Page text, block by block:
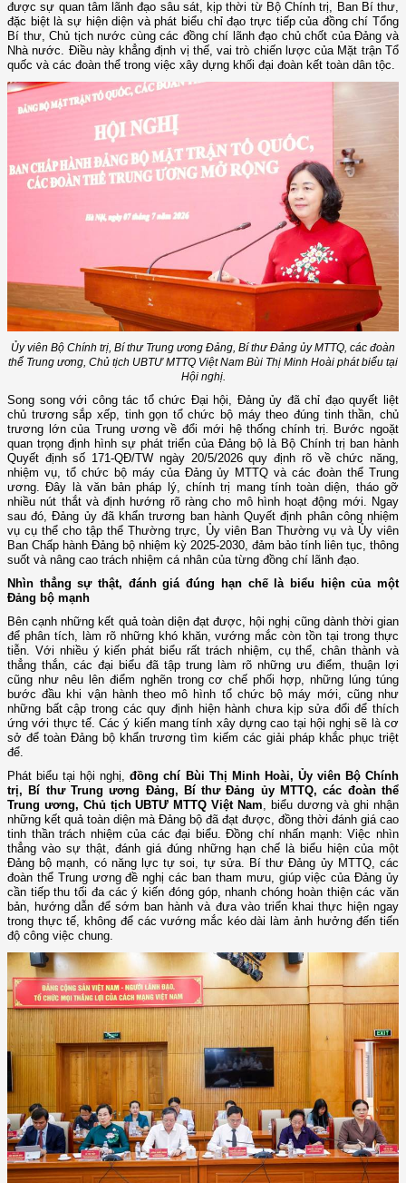
được sự quan tâm lãnh đạo sâu sát, kịp thời từ Bộ Chính trị, Ban Bí thư,
đặc biệt là sự hiện diện và phát biểu chỉ đạo trực tiếp của đồng chí Tổng
Bí thư, Chủ tịch nước cùng các đồng chí lãnh đạo chủ chốt của Đảng và
Nhà nước. Điều này khẳng định vị thế, vai trò chiến lược của Mặt trận Tổ
quốc và các đoàn thể trong việc xây dựng khối đại đoàn kết toàn dân tộc.
Ủy viên Bộ Chính trị, Bí thư Trung ương Đảng, Bí thư Đảng ủy MTTQ, các đoàn
thể Trung ương, Chủ tịch UBTƯ MTTQ Việt Nam Bùi Thị Minh Hoài phát biểu tại
Hội nghị.
Song song với công tác tổ chức Đại hội, Đảng ủy đã chỉ đạo quyết liệt
chủ trương sắp xếp, tinh gọn tổ chức bộ máy theo đúng tinh thần, chủ
trương lớn của Trung ương về đổi mới hệ thống chính trị. Bước ngoặt
quan trọng định hình sự phát triển của Đảng bộ là Bộ Chính trị ban hành
Quyết định số 171-QĐ/TW ngày 20/5/2026 quy định rõ về chức năng,
nhiệm vụ, tổ chức bộ máy của Đảng ủy MTTQ và các đoàn thể Trung
ương. Đây là văn bản pháp lý, chính trị mang tính toàn diện, tháo gỡ
nhiều nút thắt và định hướng rõ ràng cho mô hình hoạt động mới. Ngay
sau đó, Đảng ủy đã khẩn trương ban hành Quyết định phân công nhiệm
vụ cụ thể cho tập thể Thường trực, Ủy viên Ban Thường vụ và Ủy viên
Ban Chấp hành Đảng bộ nhiệm kỳ 2025-2030, đảm bảo tính liên tục, thông
suốt và nâng cao trách nhiệm cá nhân của từng đồng chí lãnh đạo.
Nhìn thẳng sự thật, đánh giá đúng hạn chế là biểu hiện của một
Đảng bộ mạnh
Bên cạnh những kết quả toàn diện đạt được, hội nghị cũng dành thời gian
để phân tích, làm rõ những khó khăn, vướng mắc còn tồn tại trong thực
tiễn. Với nhiều ý kiến phát biểu rất trách nhiệm, cụ thể, chân thành và
thẳng thắn, các đại biểu đã tập trung làm rõ những ưu điểm, thuận lợi
cũng như nêu lên điểm nghẽn trong cơ chế phối hợp, những lúng túng
bước đầu khi vận hành theo mô hình tổ chức bộ máy mới, cũng như
những bất cập trong các quy định hiện hành chưa kịp sửa đổi để thích
ứng với thực tế. Các ý kiến mang tính xây dựng cao tại hội nghị sẽ là cơ
sở để toàn Đảng bộ khẩn trương tìm kiếm các giải pháp khắc phục triệt
để.
Phát biểu tại hội nghị,đồng chí Bùi Thị Minh Hoài, Ủy viên Bộ Chính
trị, Bí thư Trung ương Đảng, Bí thư Đảng ủy MTTQ, các đoàn thể
Trung ương, Chủ tịch UBTƯ MTTQ Việt Nam , biểu dương và ghi nhận
những kết quả toàn diện mà Đảng bộ đã đạt được, đồng thời đánh giá cao
tinh thần trách nhiệm của các đại biểu. Đồng chí nhấn mạnh: Việc nhìn
thẳng vào sự thật, đánh giá đúng những hạn chế là biểu hiện của một
Đảng bộ mạnh, có năng lực tự soi, tự sửa. Bí thư Đảng ủy MTTQ, các
đoàn thể Trung ương đề nghị các ban tham mưu, giúp việc của Đảng ủy
cần tiếp thu tối đa các ý kiến đóng góp, nhanh chóng hoàn thiện các văn
bản, hướng dẫn để sớm ban hành và đưa vào triển khai thực hiện ngay
trong thực tế, không để các vướng mắc kéo dài làm ảnh hưởng đến tiến
độ công việc chung.